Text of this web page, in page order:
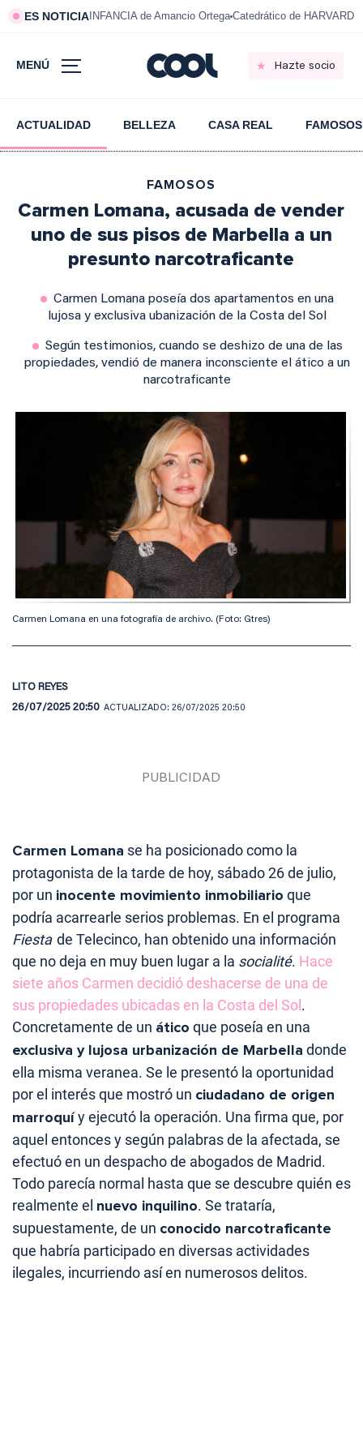
ES NOTICIA INFANCIA de Amancio Ortega Catedrático de HARVARD
MENÚ Hazte socio
ACTUALIDAD BELLEZA CASA REAL FAMOSOS
FAMOSOS
Carmen Lomana, acusada de vender
uno de sus pisos de Marbella a un
presunto narcotraficante
Carmen Lomana poseía dos apartamentos en una
lujosa y exclusiva ubanización de la Costa del Sol
Según testimonios, cuando se deshizo de una de las
propiedades, vendió de manera inconsciente el ático a un
narcotraficante
Carmen Lomana en una fotografía de archivo. (Foto: Gtres)
LITO REYES
26/07/2025 20:50 ACTUALIZADO: 26/07/2025 20:50
Carmen Lomana se ha posicionado como la
protagonista de la tarde de hoy, sábado 26 de julio,
por un inocente movimiento inmobiliario que
podría acarrearle serios problemas. En el programa
Fiesta de Telecinco, han obtenido una información
que no deja en muy buen lugar a la socialité. Hace
siete años Carmen decidió deshacerse de una de
sus propiedades ubicadas en la Costa del Sol.
Concretamente de un ático que poseía en una
exclusiva y lujosa urbanización de Marbella donde
ella misma veranea. Se le presentó la oportunidad
por el interés que mostró un ciudadano de origen
marroquíy ejecutó la operación. Una firma que, por
aquel entonces y según palabras de la afectada, se
efectuó en un despacho de abogados de Madrid.
Todo parecía normal hasta que se descubre quién es
realmente el nuevo inquilino. Se trataría,
supuestamente, de un conocido narcotraficante
que habría participado en diversas actividades
ilegales, incurriendo así en numerosos delitos.